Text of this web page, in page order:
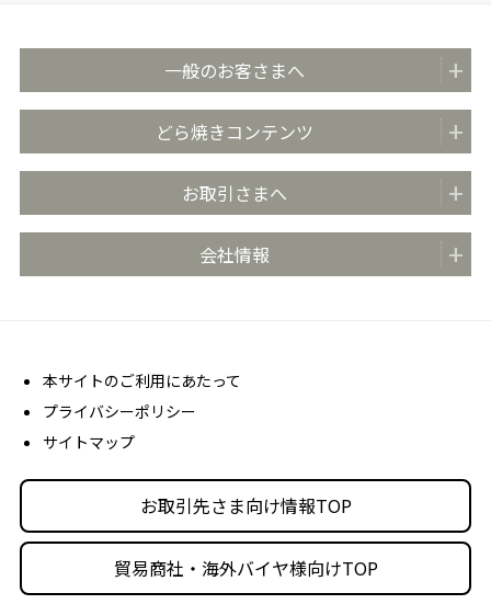
一般のお客さまへ
全国の販売店
おいしさのこだわり
安心・安全の取り組み
どら焼きコンテンツ
どらやきのまち米子
どらやきの日 (4月4日)
お取引さまへ
お取引先さま向け情報TOP
商品カタログ
会社情報
経営理念
沿革
丸京の事業体
人材育成・社会活動
本サイトのご利用にあたって
プライバシーポリシー
サイトマップ
お取引先さま向け情報TOP
貿易商社・海外バイヤ様向けTOP